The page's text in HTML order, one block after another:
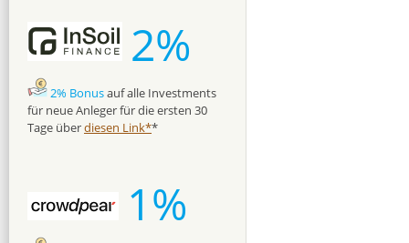
2%
2% Bonusauf alle Investments
für neue Anleger für die ersten 30
Tage überdiesen Link**
1%